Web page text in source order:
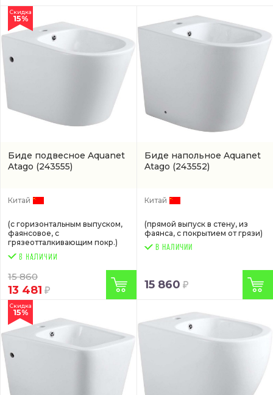
Биде подвесное Aquanet
Atago (243555)
Скидка
15%
Китай
(с горизонтальным выпуском,
фаянсовое, с
грязеотталкивающим покр.)
15 860
13 481
Биде напольное Aquanet
Atago (243552)
Китай
(прямой выпуск в стену, из
фаянса, с покрытием от грязи)
В НАЛИЧИИ
15 860
Скидка
15%